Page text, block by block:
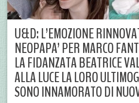
U&D: L’EMOZIONE
NEOPAPA’ PER MARCO
LA FIDANZATA BEATRICE
ALLA LUCE LA LORO
SONO INNAMORATO DI